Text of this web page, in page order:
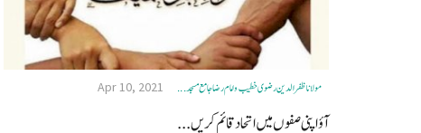
مولانا ظفرالدین رضوی خطیب و امام رضا جامع مسجد ... Apr 10, 2021
آؤ اپنی صفوں میں اتحاد قائم کریں ...